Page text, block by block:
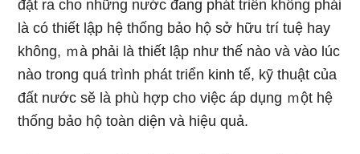
đặt ra cho những nước đang phát triển không phải
là có thiết lập hệ thống bảo hộ sở hữu trí tuệ hay
không, ｍà phải là thiết lập như thế nào và vào lúc
nào trong quá trình phát triển kinh tế, kỹ thuật của
đất nước sӗ là phù hợp cho việc áp dụng ｍột hệ
thống bảo hộ toàn diện và hiệu quả.